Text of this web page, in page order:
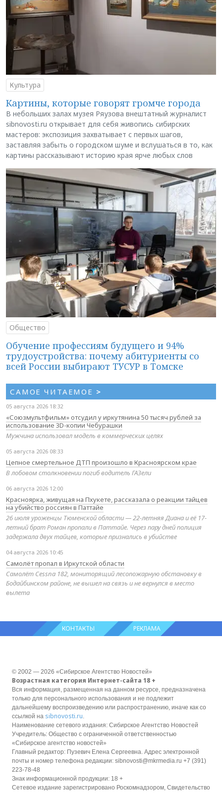
Культура
Картины, которые говорят громче города
В небольших залах музея Ряузова внештатный журналист
sibnovosti.ru открывает для себя живопись сибирских
мастеров: экспозиция захватывает с первых шагов,
заставляя забыть о городском шуме и вслушаться в то, как
картины рассказывают историю края ярче любых слов
Общество
Обучение профессиям будущего и 94%
трудоустройства: почему абитуриенты со
всей России выбирают ТУСУР в Томске
САМОЕ ЧИТАЕМОЕ >
05 августа 2026 18:32
«Союзмультфильм» отсудил у иркутянина 50 тысяч рублей за
использование 3D-копии Чебурашки
Мужчина использовал модель в коммерческих целях
05 августа 2026 08:33
Цепное смертельное ДТП произошло в Красноярском крае
В лобовом столкновении погиб водитель ГАЗели
06 августа 2026 12:00
Красноярка, живущая на Пхукете, рассказала о реакции тайцев
на убийство россиян в Паттайе
26 июля уроженцы Тюменской области — 22-летняя Диана и её 17-
летний брат Роман пропали в Паттайе. Через пару дней полиция
задержала двух тайцев, которые признались в убийстве
04 августа 2026 10:45
Самолёт пропал в Иркутской области
Самолёт Cessna 182, мониторящий лесопожарную обстановку в
Бодайбинском районе, не вышел на связь и не вернулся в место
вылета
КОНТАКТЫ РЕКЛАМА
© 2002 — 2026 «Сибирское Агентство Новостей»
Возрастная категория Интернет-сайта 18 +
Вся информация, размещенная на данном ресурсе, предназначена
только для персонального использования и не подлежит
дальнейшему воспроизведению или распространению, иначе как со
ссылкой на sibnovosti.ru.
Наименование сетевого издания: Сибирское Агентство Новостей
Учредитель: Общество с ограниченной ответственностью
«Сибирское агентство новостей»
Главный редактор: Пузевич Елена Сергеевна. Адрес электронной
почты и номер телефона редакции: sibnovosti@mkrmedia.ru +7 (391)
223-78-48
Знак информационной продукции: 18 +
Сетевое издание зарегистрировано Роскомнадзором, Свидетельство